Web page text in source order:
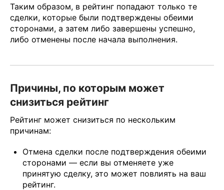
Таким образом, в рейтинг попадают только те
сделки, которые были подтверждены обеими
сторонами, а затем либо завершены успешно,
либо отменены после начала выполнения.
Причины, по которым может
снизиться рейтинг
Рейтинг может снизиться по нескольким
причинам:
Отмена сделки после подтверждения обеими
сторонами — если вы отменяете уже
принятую сделку, это может повлиять на ваш
рейтинг.